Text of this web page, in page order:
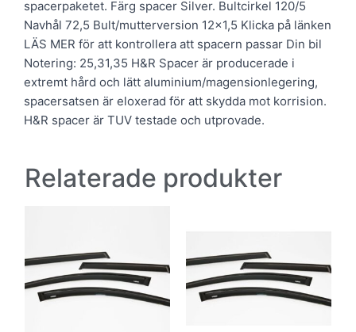
spacerpaketet. Färg spacer Silver. Bultcirkel 120/5
Navhål 72,5 Bult/mutterversion 12×1,5 Klicka på länken
LÄS MER för att kontrollera att spacern passar Din bil
Notering: 25,31,35 H&R Spacer är producerade i
extremt hård och lätt aluminium/magensionlegering,
spacersatsen är eloxerad för att skydda mot korrision.
H&R spacer är TUV testade och utprovade.
Relaterade produkter